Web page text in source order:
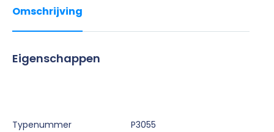
Omschrijving
Eigenschappen
Typenummer P3055